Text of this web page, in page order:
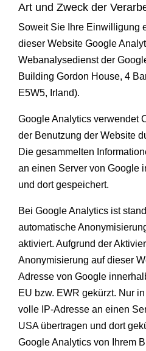
Art und Zweck der
Soweit Sie Ihre Einwilligung
dieser Website Google
Webanalysedienst der
Building Gordon House, 4
E5W5, Irland).
Google Analytics verwendet
der Benutzung der Website
Die gesammelten
an einen Server von Google
und dort gespeichert.
Bei Google Analytics ist
automatische
aktiviert. Aufgrund der
Anonymisierung auf dieser
Adresse von Google
EU bzw. EWR gekürzt. Nur
volle IP-Adresse an einen
USA übertragen und dort
Google Analytics von Ihrem